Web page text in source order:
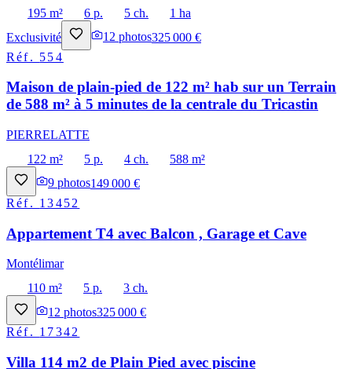
195 m²
6 p. 5 ch.
1 ha
Exclusivité
12 photos325 000 €
Réf. 554
Maison de plain-pied de 122 m² hab sur un Terrain
de 588 m² à 5 minutes de la centrale du Tricastin
PIERRELATTE
122 m²
5 p. 4 ch.
588 m²
9 photos149 000 €
Réf. 13452
Appartement T4 avec Balcon , Garage et Cave
Montélimar
110 m²
5 p.
3 ch.
12 photos325 000 €
Réf. 17342
Villa 114 m2 de Plain Pied avec piscine